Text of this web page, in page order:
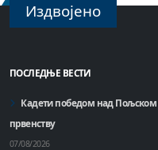
Издвојено
ПОСЛЕДЊЕ ВЕСТИ
Кадети победом над
првенству
07/08/2026